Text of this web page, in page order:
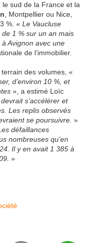
sud de la France et la
, Montpellier ou Nice,
%. « Le Vaucluse
1 % sur un an mais
Avignon avec une
de l’immobilier.
des volumes, «
d’environ 10 %, et
», a estimé Loïc
s’accélérer et
Les replis observés
se poursuivre. »
défaillances
nombreuses qu’en
Il y en avait 1 385 à
»